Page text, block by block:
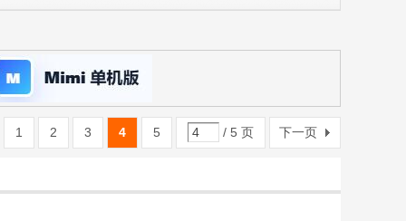
1 2 3 4 5 / 5 页 下一页